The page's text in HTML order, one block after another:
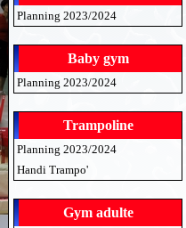
Planning 2023/2024
Baby gym
Planning 2023/2024
Trampoline
Planning 2023/2024
Handi Trampo'
Gym adulte